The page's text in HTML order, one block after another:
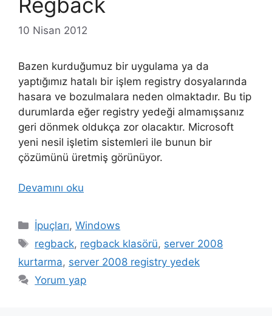
10 Nisan 2012
Bazen kurduğumuz bir uygulama ya da
yaptığımız hatalı bir işlem registry dosyalarında
hasara ve bozulmalara neden olmaktadır. Bu tip
durumlarda eğer registry yedeği almamışsanız
geri dönmek oldukça zor olacaktır. Microsoft
yeni nesil işletim sistemleri ile bunun bir
çözümünü üretmiş görünüyor.
Devamını oku
Kategoriler
İpuçları,Windows
Etiketler
regback, regback klasörü, server 2008
kurtarma, server 2008 registry yedek
Yorum yap